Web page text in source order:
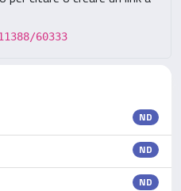
60333
ND
ND
ND